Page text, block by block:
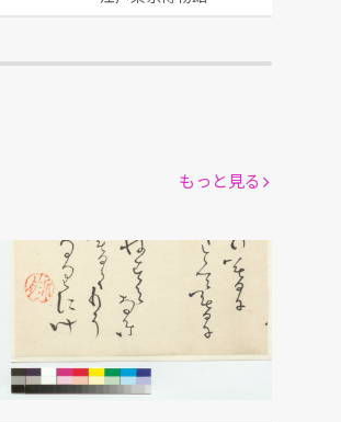
詩歌 子としの暮に
[泥舟／書]
江戸東京博物館
もっと見る